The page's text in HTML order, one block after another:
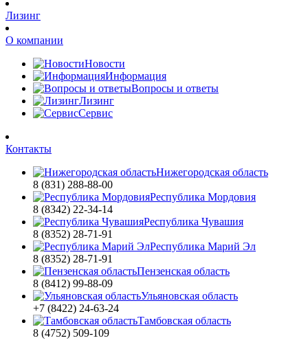
Лизинг
О компании
Новости
Информация
Вопросы и ответы
Лизинг
Сервис
Контакты
Нижегородская область
8 (831) 288-88-00
Республика Мордовия
8 (8342) 22-34-14
Республика Чувашия
8 (8352) 28-71-91
Республика Марий Эл
8 (8352) 28-71-91
Пензенская область
8 (8412) 99-88-09
Ульяновская область
+7 (8422) 24-63-24
Тамбовская область
8 (4752) 509-109